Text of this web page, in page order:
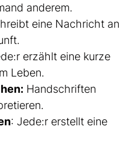
anderem.
eine Nachricht an
erzählt eine kurze
Leben.
Handschriften
: Jede:r erstellt eine